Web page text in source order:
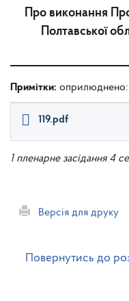
Про виконання
Полтавської
Примітки: оприлюднено:
119.pdf
1 пленарне засідання 4
Версія для друку
Повернутись до